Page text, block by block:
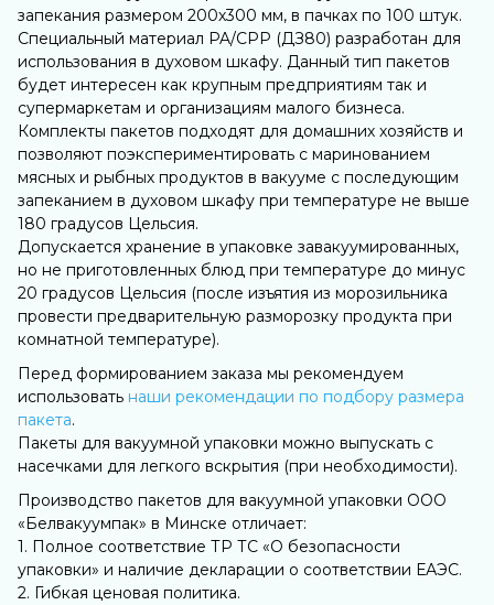
запекания размером 200х300 мм, в пачках по 100 штук.
Специальный материал PA/CPP (ДЗ80) разработан для
использования в духовом шкафу. Данный тип пакетов
будет интересен как крупным предприятиям так и
супермаркетам и организациям малого бизнеса.
Комплекты пакетов подходят для домашних хозяйств и
позволяют поэкспериментировать с маринованием
мясных и рыбных продуктов в вакууме с последующим
запеканием в духовом шкафу при температуре не выше
180 градусов Цельсия.
Допускается хранение в упаковке завакуумированных,
но не приготовленных блюд при температуре до минус
20 градусов Цельсия (после изъятия из морозильника
провести предварительную разморозку продукта при
комнатной температуре).
Перед формированием заказа мы рекомендуем
использовать наши рекомендации по подбору размера
пакета.
Пакеты для вакуумной упаковки можно выпускать с
насечками для легкого вскрытия (при необходимости).
Производство пакетов для вакуумной упаковки ООО
«Белвакуумпак» в Минске отличает:
1. Полное соответствие ТР ТС «О безопасности
упаковки» и наличие декларации о соответствии ЕАЭС.
2. Гибкая ценовая политика.